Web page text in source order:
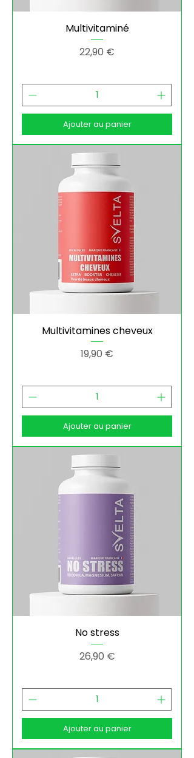
Multivitaminé
Prix
22,90 €
Ajouter au panier
Multivitamines cheveux
Prix
19,90 €
Ajouter au panier
No stress
Prix
26,90 €
Ajouter au panier